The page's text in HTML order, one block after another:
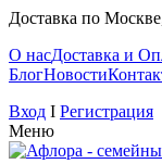
Доставка по
О насДоставка и
БлогНовости
Вход I Регистрация
Меню